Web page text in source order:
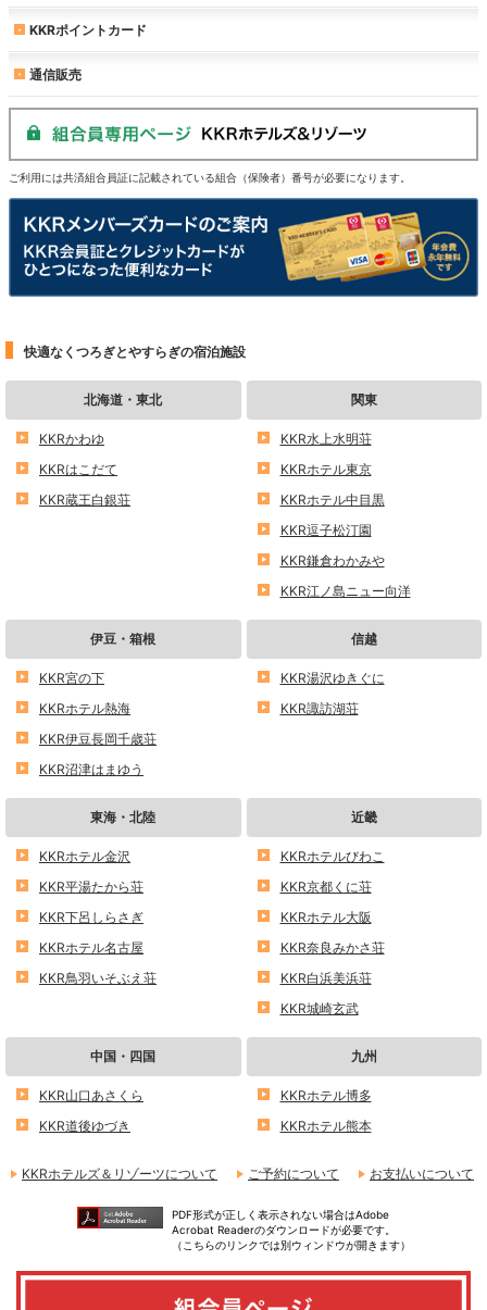
KKRポイントカード
通信販売
ご利用には共済組合員証に記載されている組合（保険者）番号が必要になります。
快適なくつろぎとやすらぎの宿泊施設
北海道・東北
KKRかわゆ
KKRはこだて
KKR蔵王白銀荘
関東
KKR水上水明荘
KKRホテル東京
KKRホテル中目黒
KKR逗子松汀園
KKR鎌倉わかみや
KKR江ノ島ニュー向洋
伊豆・箱根
KKR宮の下
KKRホテル熱海
KKR伊豆長岡千歳荘
KKR沼津はまゆう
信越
KKR湯沢ゆきぐに
KKR諏訪湖荘
東海・北陸
KKRホテル金沢
KKR平湯たから荘
KKR下呂しらさぎ
KKRホテル名古屋
KKR鳥羽いそぶえ荘
近畿
KKRホテルびわこ
KKR京都くに荘
KKRホテル大阪
KKR奈良みかさ荘
KKR白浜美浜荘
KKR城崎玄武
中国・四国
KKR山口あさくら
KKR道後ゆづき
九州
KKRホテル博多
KKRホテル熊本
KKRホテルズ＆リゾーツについて ご予約について お支払いについて
PDF形式が正しく表示されない場合はAdobe
Acrobat Readerのダウンロードが必要です。
（こちらのリンクでは別ウィンドウが開きます）